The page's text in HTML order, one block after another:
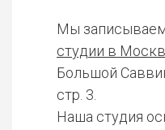
Мы
студии в
Большой
стр. 3.
Наша студия